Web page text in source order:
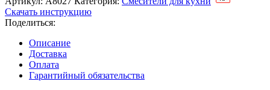
Скачать инструкцию
Поделиться:
Описание
Доставка
Оплата
Гарантийный обязательства